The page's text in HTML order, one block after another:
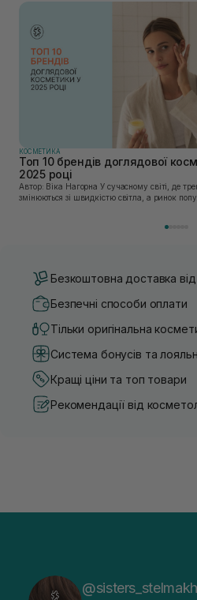
КОСМЕТИКА
Топ 10 брендів доглядової
2025 році
Автор: Віка Нагорна У сучасному світі, де тренди
змінюються зі швидкістю світла, а ринок
Безкоштовна доставка
Безпечні способи оплати
Тільки оригінальна
Система бонусів та
Кращі ціни та топ товари
Рекомендації від